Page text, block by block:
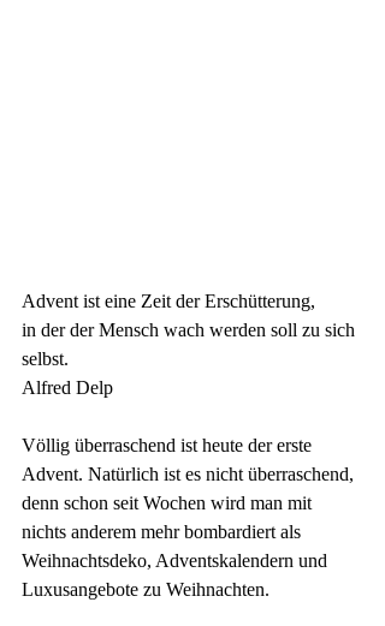
Advent ist eine Zeit der Erschütterung,
in der der Mensch wach werden soll zu sich
selbst.
Alfred Delp
Völlig überraschend ist heute der erste
Advent. Natürlich ist es nicht überraschend,
denn schon seit Wochen wird man mit
nichts anderem mehr bombardiert als
Weihnachtsdeko, Adventskalendern und
Luxusangebote zu Weihnachten.